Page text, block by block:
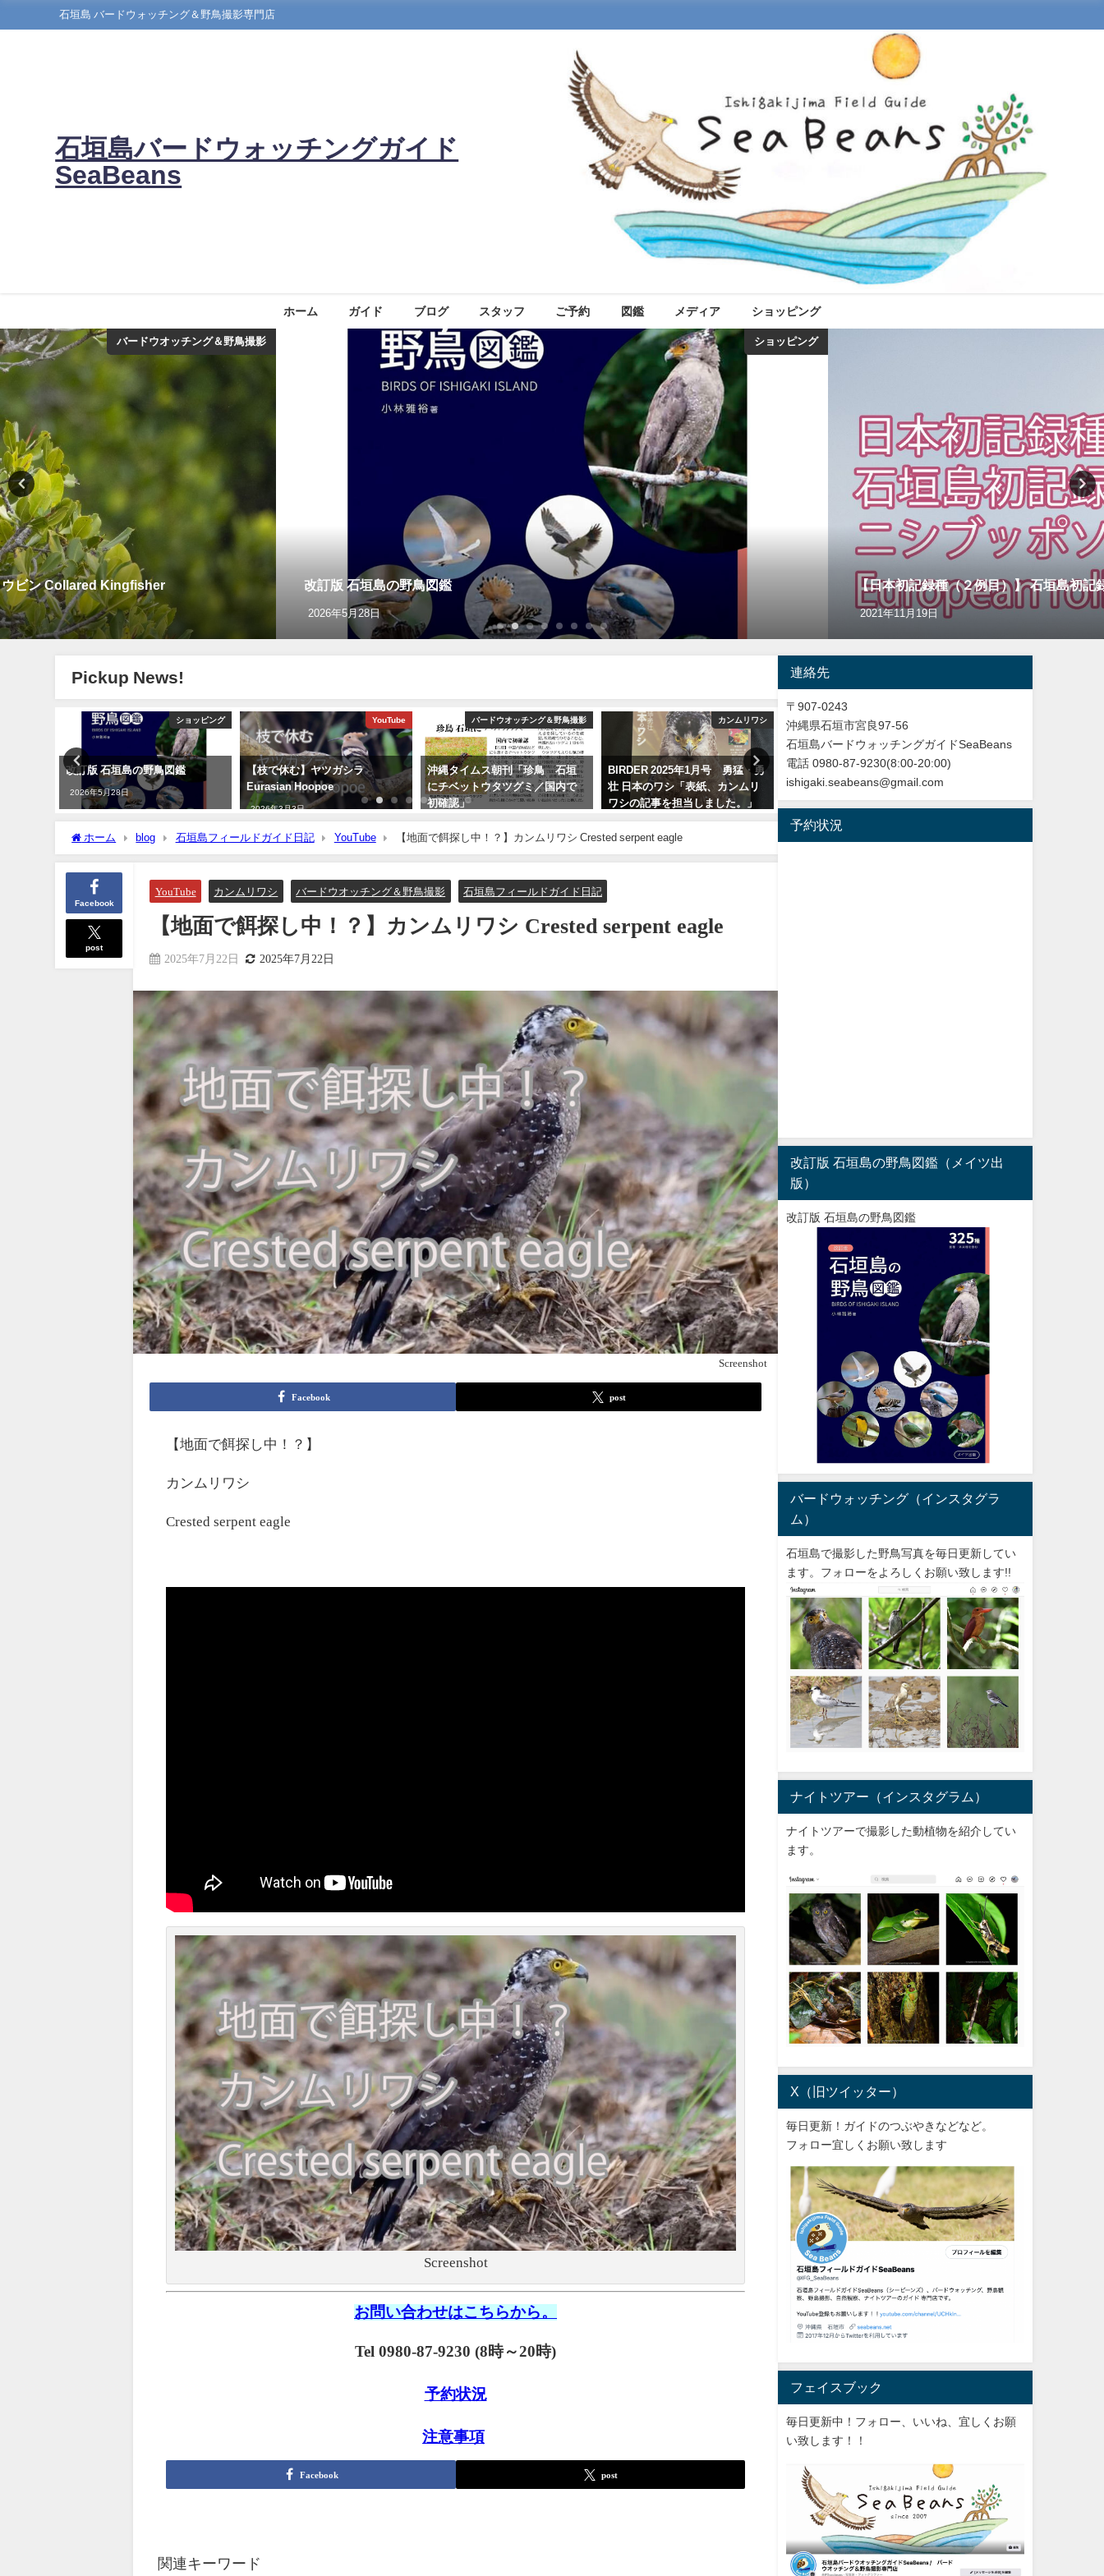
石垣島 バードウォッチング＆野鳥撮影専門店
石垣島バードウォッチングガイド
SeaBeans
ホーム ガイド ブログ スタッフ ご予約 図鑑 メディア ショッピング
バードウオッチング＆野鳥撮影
ウビン Collared Kingfisher
ショッピング
改訂版 石垣島の野鳥図鑑
2026年5月28日
【日本初記録種（２例目）】 石垣島初
2021年11月19日
Pickup News!
ショッピング
改訂版 石垣島の野鳥図鑑
2026年5月28日
YouTube
【枝で休む】ヤツガシラ
Eurasian Hoopoe
2026年3月3日
バードウオッチング＆野鳥撮影
沖縄タイムス朝刊「珍鳥 石垣
にチベットウタツグミ／国内で
初確認」
カンムリワシ
BIRDER 2025年1月号 勇猛・勇
壮 日本のワシ「表紙、カンムリ
ワシの記事を担当しました。」
バードウオッチング＆野鳥撮影
再放送のお知らせ：イロトリド
リ～沖縄・八重山諸島編～
NHK BS４K
2023年5月30日
Kingfisher
ホーム blog 石垣島フィールドガイド日記 YouTube 【地面で餌探し中！？】カンムリワシ Crested serpent eagle
Facebook
post
YouTube カンムリワシ バードウオッチング＆野鳥撮影 石垣島フィールドガイド日記
【地面で餌探し中！？】カンムリワシ Crested serpent eagle
2025年7月22日 2025年7月22日
Screenshot
Facebook post
【地面で餌探し中！？】
カンムリワシ
Crested serpent eagle
Screenshot
お問い合わせはこちらから。
Tel 0980-87-9230 (8時～20時)
予約状況
注意事項
Facebook post
関連キーワード
連絡先
〒907-0243
沖縄県石垣市宮良97-56
石垣島バードウォッチングガイドSeaBeans
電話 0980-87-9230(8:00-20:00)
ishigaki.seabeans@gmail.com
予約状況
改訂版 石垣島の野鳥図鑑（メイツ出
版）
改訂版 石垣島の野鳥図鑑
バードウォッチング（インスタグラ
ム）
石垣島で撮影した野鳥写真を毎日更新してい
ます。フォローをよろしくお願い致します!!
ナイトツアー（インスタグラム）
ナイトツアーで撮影した動植物を紹介してい
ます。
X（旧ツイッター）
毎日更新！ガイドのつぶやきなどなど。
フォロー宜しくお願い致します
フェイスブック
毎日更新中！フォロー、いいね、宜しくお願
い致します！！